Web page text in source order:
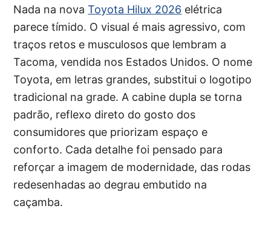
Nada na novaToyota Hilux 2026 elétrica
parece tímido. O visual é mais agressivo, com
traços retos e musculosos que lembram a
Tacoma, vendida nos Estados Unidos. O nome
Toyota, em letras grandes, substitui o logotipo
tradicional na grade. A cabine dupla se torna
padrão, reflexo direto do gosto dos
consumidores que priorizam espaço e
conforto. Cada detalhe foi pensado para
reforçar a imagem de modernidade, das rodas
redesenhadas ao degrau embutido na
caçamba.